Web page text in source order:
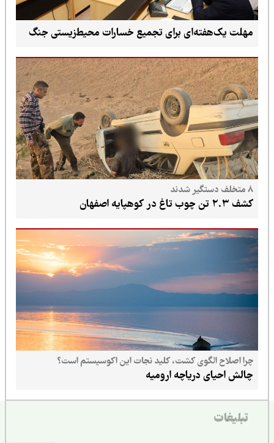
مهلت یک‌هفته‌ای برای تجمیع خسارات محیط‌زیستی جنگ
کشف ۲.۳ تن چوب تاغ در کوهپایه اصفهان
چرا اصلاح الگوی کشت، کلید نجات این اکوسیستم است؟
چالش احیای دریاچه ارومیه
تبلیغات